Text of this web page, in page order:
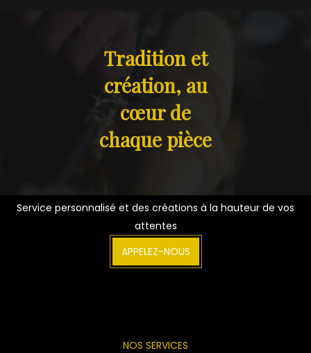
Tradition et
création, au
cœur de
chaque pièce
Service personnalisé et des créations à la hauteur de vos
attentes
APPELEZ-NOUS
NOS SERVICES